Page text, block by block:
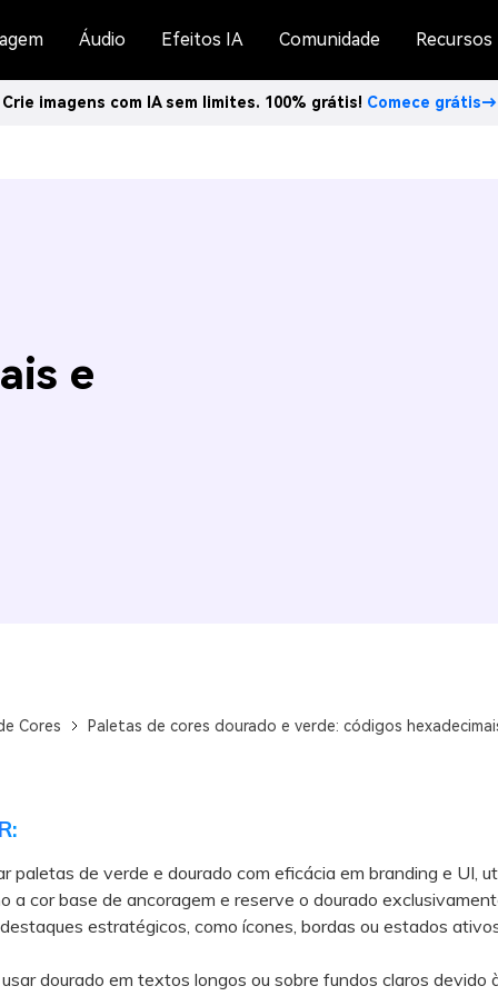
Áudio Efeitos IA Comunidade Recursos
Crie imagens com IA sem limites. 100% grátis! Comece grátis→
e
Cores Paletas de cores dourado e verde: códigos
paletas de verde e dourado com eficácia em branding e UI,
a cor base de ancoragem e reserve o dourado
estratégicos, como ícones, bordas ou estados
dourado em textos longos ou sobre fundos claros devido